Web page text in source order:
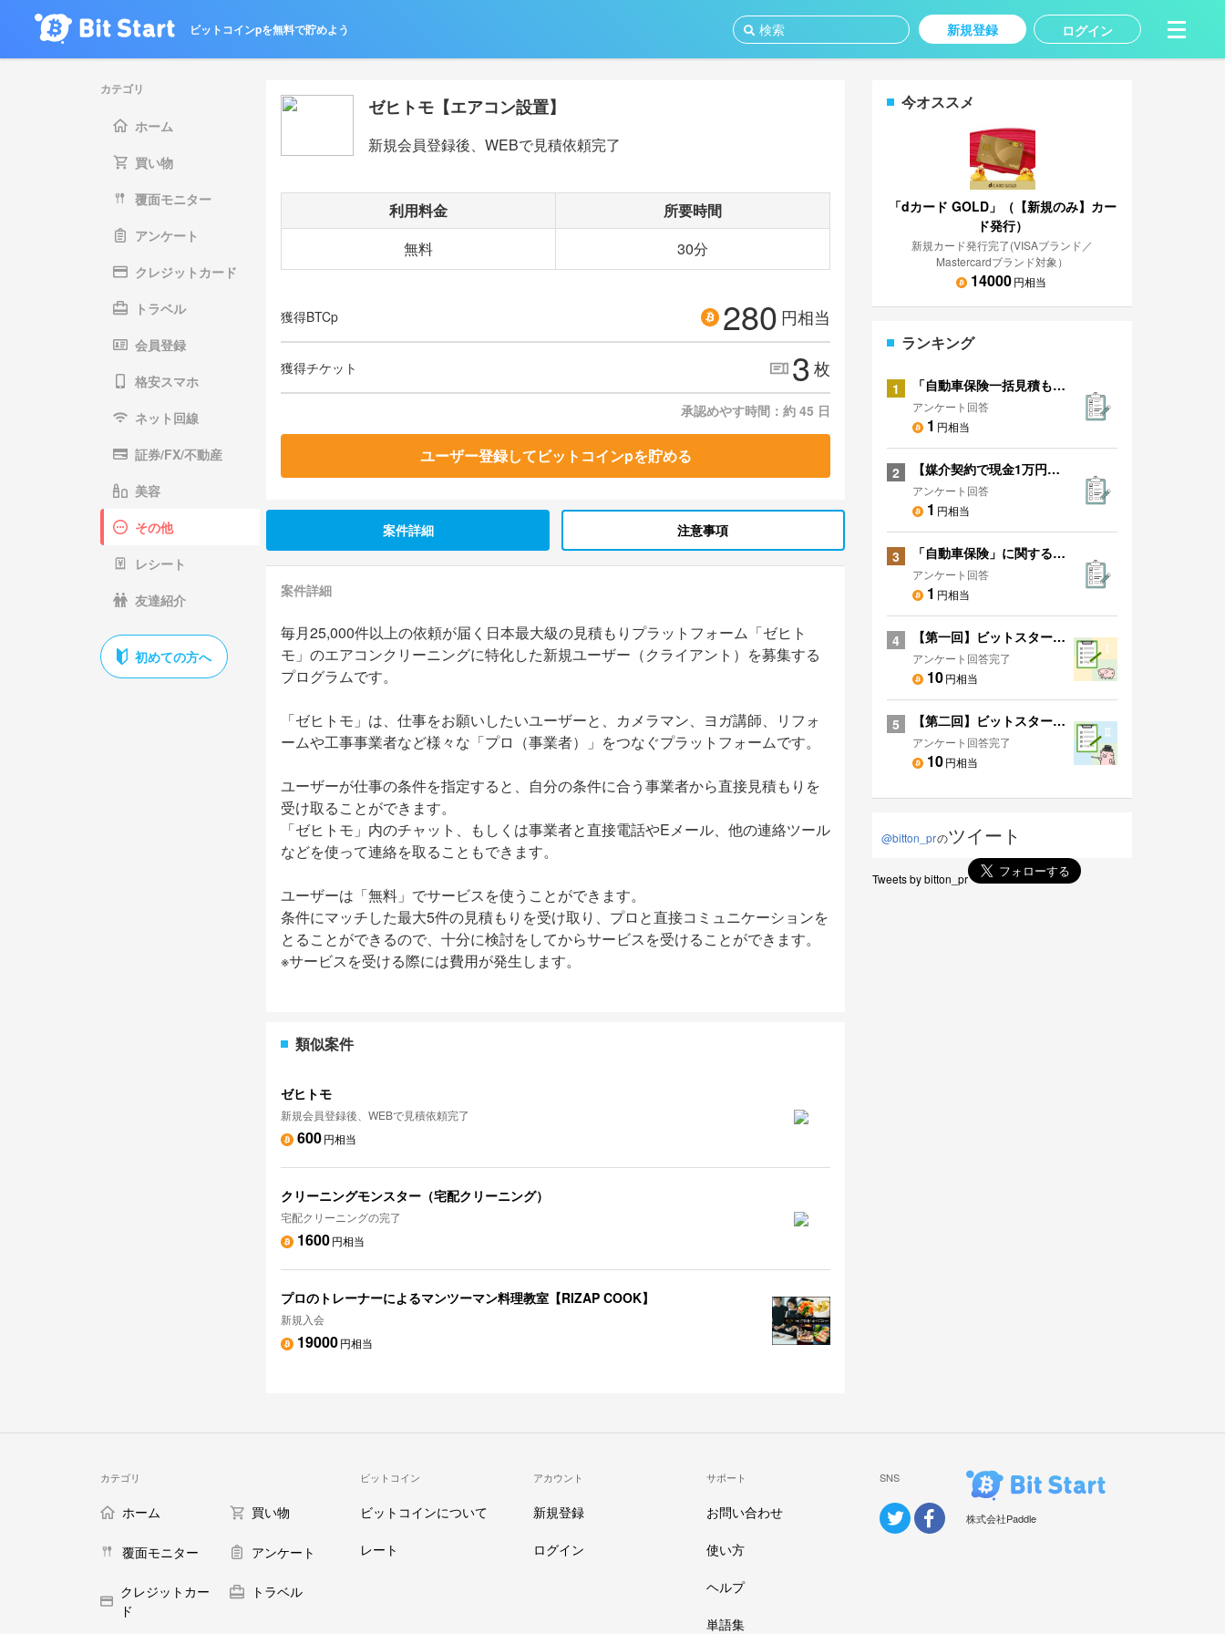
ビットコインpを無料で貯めよう 新規登録 ログイン
カテゴリ
ホーム
買い物
覆面モニター
アンケート
クレジットカード
トラベル
会員登録
格安スマホ
ネット回線
証券/FX/不動産
美容
その他
レシート
友達紹介
初めての方へ
ゼヒトモ【エアコン設置】
新規会員登録後、WEBで見積依頼完了
利用料金
所要時間
無料
30分
獲得BTCp 280 円相当
獲得チケット 3枚
承認めやす時間：約 45 日
ユーザー登録してビットコインpを貯める
案件詳細 注意事項
案件詳細
毎月25,000件以上の依頼が届く日本最大級の見積もりプラットフォーム「ゼヒト
モ」のエアコンクリーニングに特化した新規ユーザー（クライアント）を募集する
プログラムです。
「ゼヒトモ」は、仕事をお願いしたいユーザーと、カメラマン、ヨガ講師、リフォ
ームや工事事業者など様々な「プロ（事業者）」をつなぐプラットフォームです。
ユーザーが仕事の条件を指定すると、自分の条件に合う事業者から直接見積もりを
受け取ることができます。
「ゼヒトモ」内のチャット、もしくは事業者と直接電話やEメール、他の連絡ツール
などを使って連絡を取ることもできます。
ユーザーは「無料」でサービスを使うことができます。
条件にマッチした最大5件の見積もりを受け取り、プロと直接コミュニケーションを
とることができるので、十分に検討をしてからサービスを受けることができます。
※サービスを受ける際には費用が発生します。
類似案件
ゼヒトモ
新規会員登録後、WEBで見積依頼完了
600円相当
クリーニングモンスター（宅配クリーニング）
宅配クリーニングの完了
1600円相当
プロのトレーナーによるマンツーマン料理教室【RIZAP COOK】
新規入会
19000円相当
今オススメ
「dカード GOLD」（【新規のみ】カー
ド発行）
新規カード発行完了(VISAブランド／
Mastercardブランド対象）
14000円相当
ランキング
1 「自動車保険一括見積もり」に関するアンケート
アンケート回答
1 円相当
2 【媒介契約で現金1万円プレゼント】あなたのお家を無料で一括査定！
アンケート回答
1 円相当
3 「自動車保険」に関するアンケート
アンケート回答
1 円相当
4 【第一回】ビットスタートアンケート！
アンケート回答完了
10円相当
5 【第二回】ビットスタートアンケート！
アンケート回答完了
10円相当
@bitton_prのツイート
Tweets by bitton_pr
カテゴリ
ホーム 買い物
覆面モニター アンケート
クレジットカー
ド
トラベル
ビットコイン
ビットコインについて
レート
アカウント
新規登録
ログイン
サポート
お問い合わせ
使い方
ヘルプ
単語集
SNS
株式会社Paddle